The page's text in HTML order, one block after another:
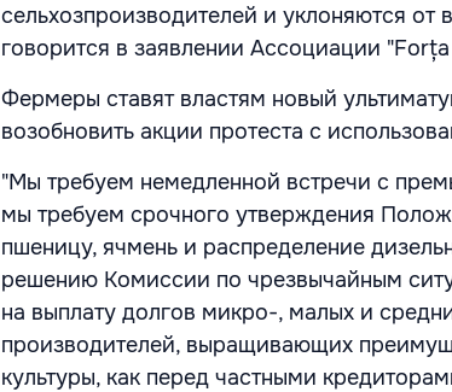
сельхозпроизводителей и уклоняются
говорится в заявлении Ассоциации
Фермеры ставят властям новый
возобновить акции протеста с
"Мы требуем немедленной встречи с
мы требуем срочного утверждения
пшеницу, ячмень и распределение
решению Комиссии по чрезвычайным
на выплату долгов микро-, малых и
производителей, выращивающих
культуры, как перед частными